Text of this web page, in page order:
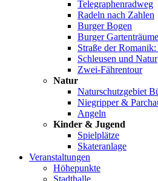
Telegraphenradweg
Radeln nach Zahlen
Burger Bogen
Burger
Straße der
Schleusen und Natur
Zwei-Fährentour
Natur
Naturschutzgebiet
Niegripper &
Angeln
Kinder & Jugend
Spielplätze
Skateranlage
Veranstaltungen
Höhepunkte
Stadthalle